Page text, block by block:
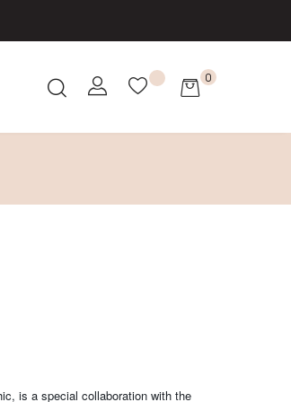
0
is a special collaboration with the